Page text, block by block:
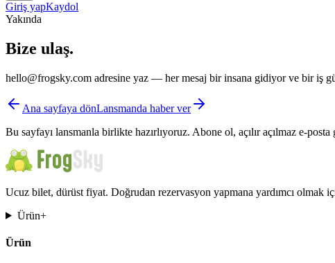
Giriş yapKaydol
Yakında
Bize ulaş.
hello@frogsky.com adresine yaz — her mesaj bir insana gidiyor ve bir iş
Ana sayfaya dönLansmanda haber ver
Bu sayfayı lansmanla birlikte hazırlıyoruz. Abone ol, açılır açılmaz e-
Ucuz bilet, dürüst fiyat. Doğrudan rezervasyon yapmana yardımcı olmak
Ürün+
Ürün